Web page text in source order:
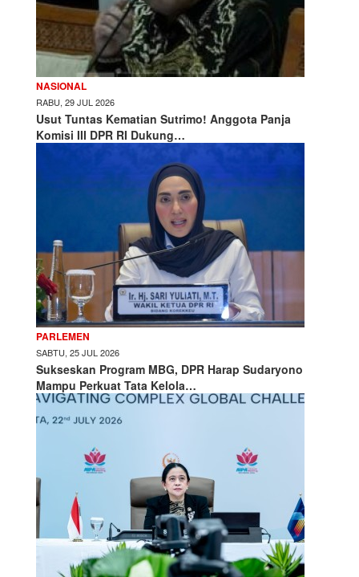
NASIONAL
RABU, 29 JUL 2026
Usut Tuntas Kematian Sutrimo! Anggota Panja
Komisi III DPR RI Dukung…
PARLEMEN
SABTU, 25 JUL 2026
Sukseskan Program MBG, DPR Harap Sudaryono
Mampu Perkuat Tata Kelola…